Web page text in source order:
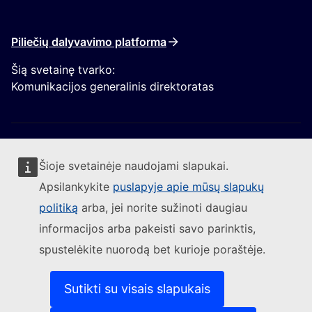
Šioje svetainėje naudojami slapukai.
Apsilankykite puslapyje apie mūsų slapukų
politiką arba, jei norite sužinoti daugiau
informacijos arba pakeisti savo parinktis,
spustelėkite nuorodą bet kurioje poraštėje.
Sutikti su visais slapukais
Piliečių dalyvavimo platforma
Šią svetainę tvarko:
Komunikacijos generalinis direktoratas
Sekite Europos Komisijos naujienas
Susisiekite su mumis(Išorės nuoroda)
Pranešti apie IT pažeidžiamumą(Išorės nuoroda)
Kalbos mūsų interneto svetainėse(Išorės nuoroda)
(Išorės nuoroda)
Privatumo politika